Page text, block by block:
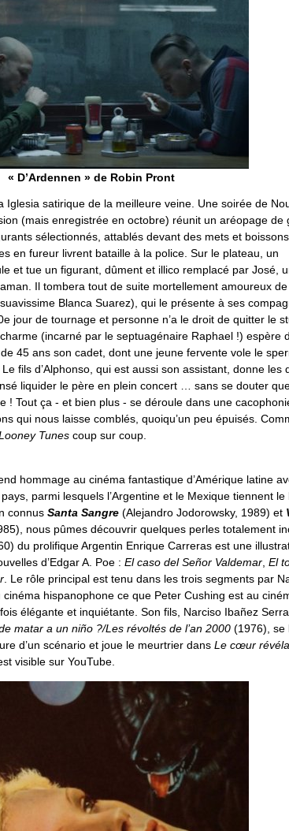
« D’Ardennen » de Robin Pront
Iglesia satirique de la meilleure veine. Une soirée de
(mais enregistrée en octobre) réunit un aréopage de
sélectionnés, attablés devant des mets et boissons
en fureur livrent bataille à la police. Sur le plateau, un
et tue un figurant, dûment et illico remplacé par José,
Il tombera tout de suite mortellement amoureux
Blanca Suarez), qui le présente à ses
jour de tournage et personne n’a le droit de quitter le
(incarné par le septuagénaire Raphael !) espère
45 ans son cadet, dont une jeune fervente vole le
fils d’Alphonso, qui est aussi son assistant, donne les
liquider le père en plein concert … sans se douter
! Tout ça - et bien plus - se déroule dans une
qui nous laisse comblés, quoiqu’un peu épuisés.
Tunes coup sur coup.
hommage au cinéma fantastique d’Amérique latine
parmi lesquels l’Argentine et le Mexique tiennent le
connus Santa Sangre (Alejandro Jodorowsky, 1989) et
nous pûmes découvrir quelques perles totalement
du prolifique Argentin Enrique Carreras est une
d’Edgar A. Poe : El caso del Señor Valdemar El
. Le rôle principal est tenu dans les trois segments par
hispanophone ce que Peter Cushing est au
élégante et inquiétante. Son fils, Narciso Ibañez
matar a un niño ?/Les révoltés de l’an 2000 (1976), se
d’un scénario et joue le meurtrier dans Le cœur
visible sur YouTube.